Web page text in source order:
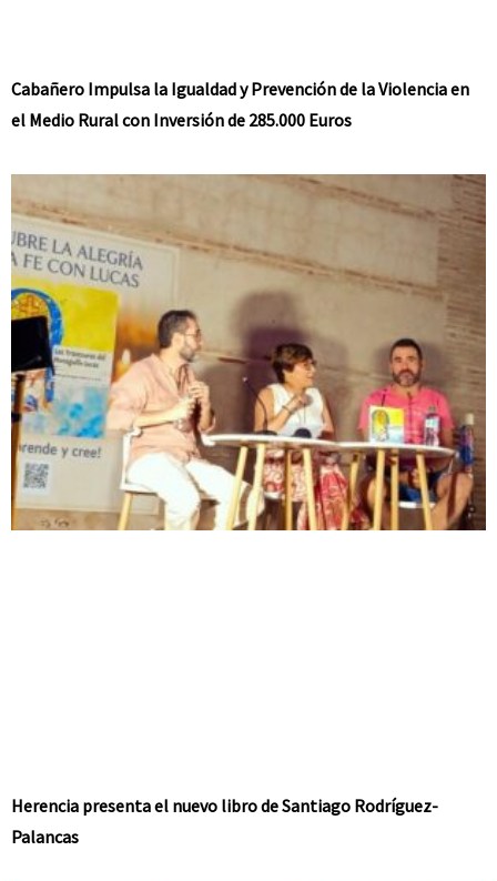
Cabañero Impulsa la Igualdad y Prevención de la Violencia en
el Medio Rural con Inversión de 285.000 Euros
Herencia presenta el nuevo libro de Santiago Rodríguez-
Palancas